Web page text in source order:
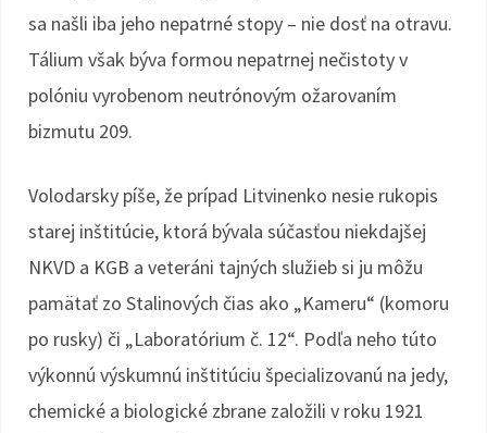
sa našli iba jeho nepatrné stopy – nie dosť na otravu.
Tálium však býva formou nepatrnej nečistoty v
polóniu vyrobenom neutrónovým ožarovaním
bizmutu 209.
Volodarsky píše, že prípad Litvinenko nesie rukopis
starej inštitúcie, ktorá bývala súčasťou niekdajšej
NKVD a KGB a veteráni tajných služieb si ju môžu
pamätať zo Stalinových čias ako „Kameru“ (komoru
po rusky) či „Laboratórium č. 12“. Podľa neho túto
výkonnú výskumnú inštitúciu špecializovanú na jedy,
chemické a biologické zbrane založili v roku 1921